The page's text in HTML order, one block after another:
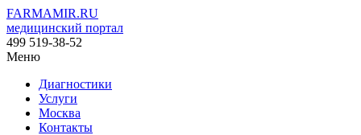
FARMAMIR.RU
медицинский портал
499 519-38-52
Меню
Диагностики
Услуги
Москва
Контакты